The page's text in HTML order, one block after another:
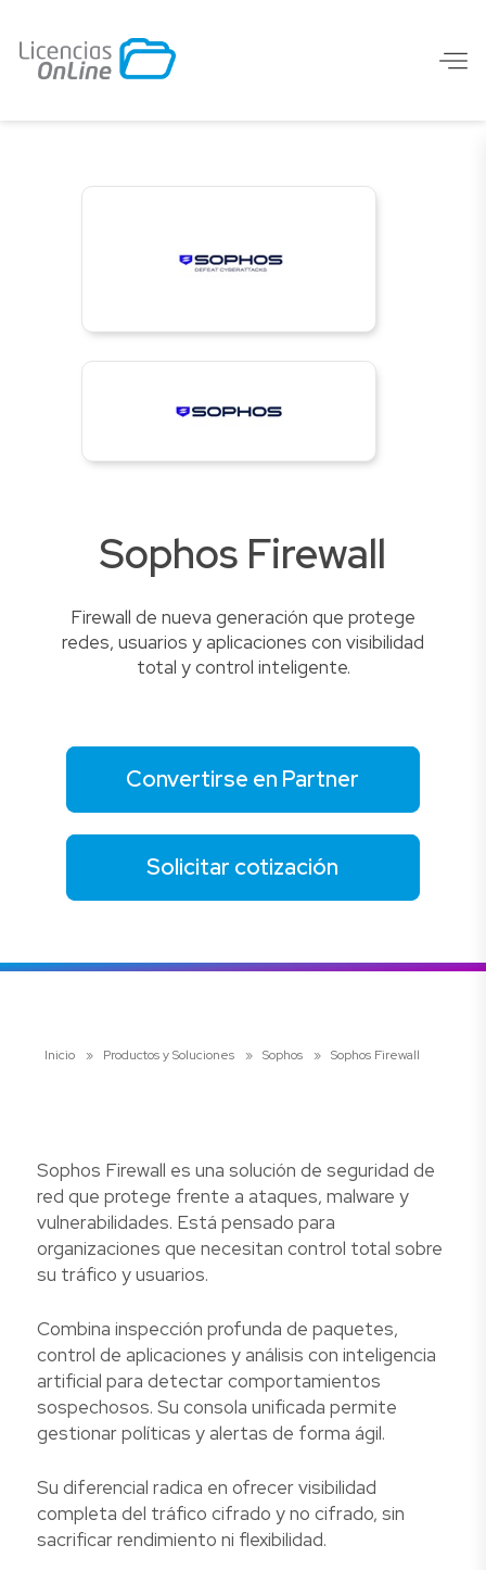
Sophos Firewall
Firewall de nueva generación que protege
redes, usuarios y aplicaciones con visibilidad
total y control inteligente.
Convertirse en Partner
Solicitar cotización
Inicio » Productos y Soluciones » Sophos » Sophos Firewall
Sophos Firewall es una solución de seguridad de
red que protege frente a ataques, malware y
vulnerabilidades. Está pensado para
organizaciones que necesitan control total sobre
su tráfico y usuarios.
Combina inspección profunda de paquetes,
control de aplicaciones y análisis con inteligencia
artificial para detectar comportamientos
sospechosos. Su consola unificada permite
gestionar políticas y alertas de forma ágil.
Su diferencial radica en ofrecer visibilidad
completa del tráfico cifrado y no cifrado, sin
sacrificar rendimiento ni flexibilidad.